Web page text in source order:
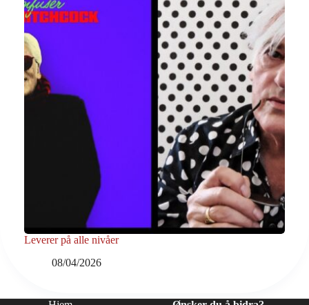
Leverer på alle nivåer
08/04/2026